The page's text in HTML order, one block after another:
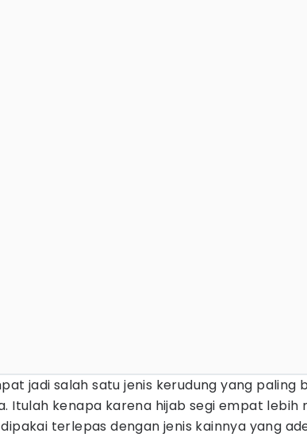
jadi salah satu jenis kerudung yang paling
Itulah kenapa karena hijab segi empat lebih
terlepas dengan jenis kainnya yang